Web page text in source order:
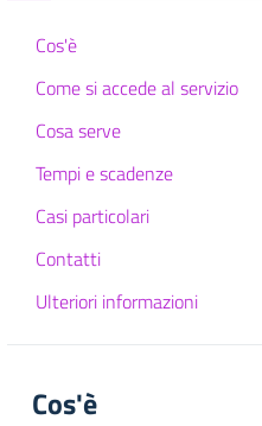
Cos'è
Come si accede al servizio
Cosa serve
Tempi e scadenze
Casi particolari
Contatti
Ulteriori informazioni
Cos'è